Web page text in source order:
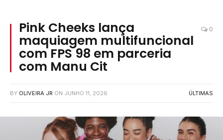
Pink Cheeks lança
maquiagem multifuncional
com FPS 98 em parceria
com Manu Cit
0
BY OLIVEIRA JR ON JUNHO 11, 2026 ÚLTIMAS